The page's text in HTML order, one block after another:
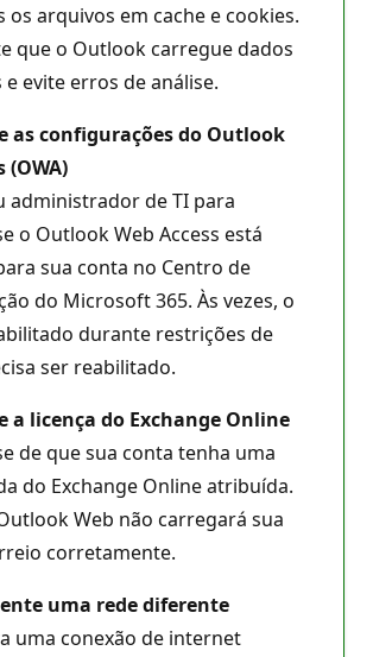
os arquivos em cache e cookies.
que o Outlook carregue dados
evite erros de análise.
as configurações do Outlook
(OWA)
administrador de TI para
o Outlook Web Access está
sua conta no Centro de
do Microsoft 365. Às vezes, o
durante restrições de
ser reabilitado.
a licença do Exchange Online
de que sua conta tenha uma
do Exchange Online atribuída.
Web não carregará sua
corretamente.
uma rede diferente
uma conexão de internet